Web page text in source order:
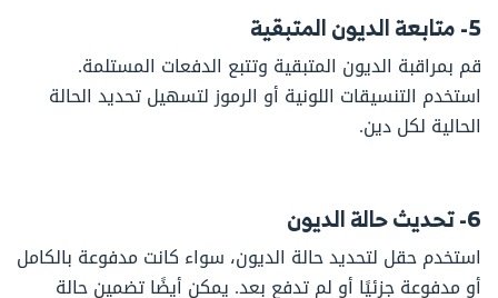
5- متابعة الديون المتبقية
قم بمراقبة الديون المتبقية وتتبع الدفعات المستلمة.
استخدم التنسيقات اللونية أو الرموز لتسهيل تحديد الحالة
الحالية لكل دين.
6- تحديث حالة الديون
استخدم حقل لتحديد حالة الديون، سواء كانت مدفوعة بالكامل
أو مدفوعة جزئيًا أو لم تدفع بعد. يمكن أيضًا تضمين حالة